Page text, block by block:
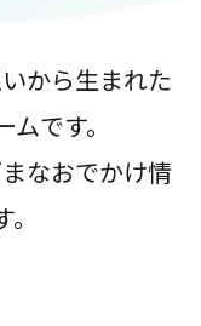
から生まれた
です。
なおでかけ情